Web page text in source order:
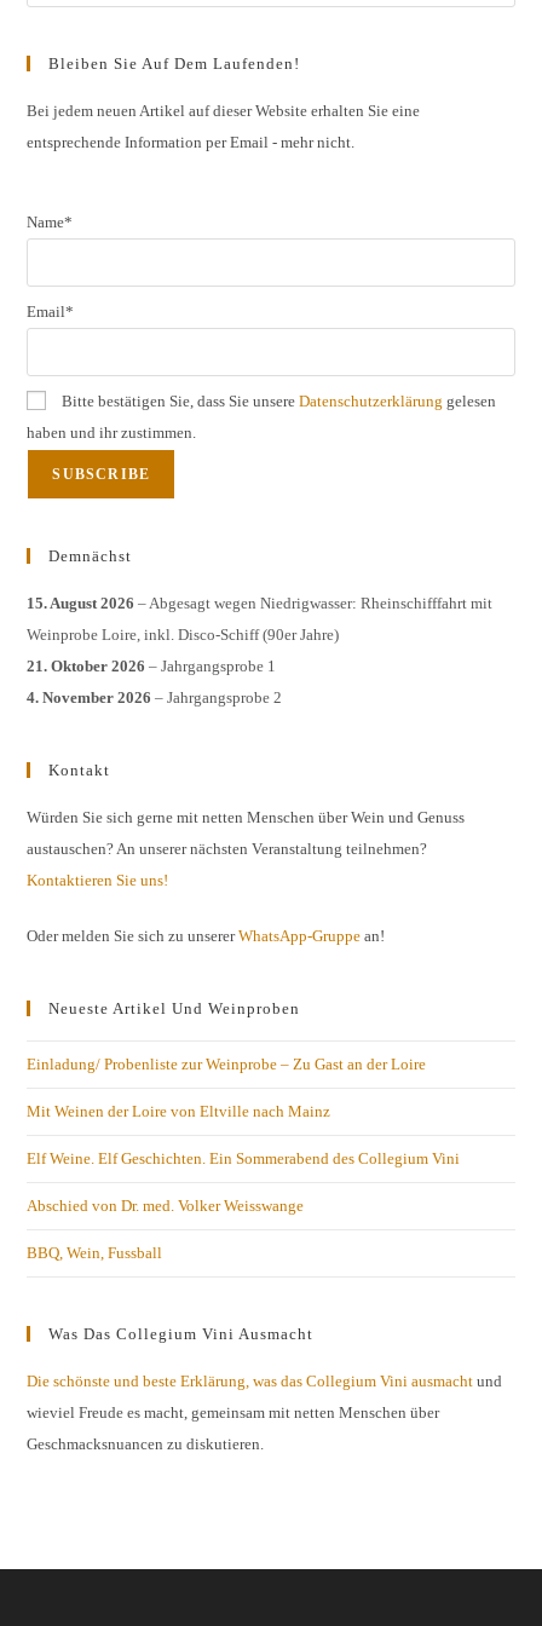
Bleiben Sie Auf Dem Laufenden!
Bei jedem neuen Artikel auf dieser Website erhalten Sie eine
entsprechende Information per Email - mehr nicht.
Name*
Email*
Bitte bestätigen Sie, dass Sie unsereDatenschutzerklärung gelesen
haben und ihr zustimmen.
Demnächst
15. August 2026 – Abgesagt wegen Niedrigwasser: Rheinschifffahrt mit
Weinprobe Loire, inkl. Disco-Schiff (90er Jahre)
21. Oktober 2026 – Jahrgangsprobe 1
4. November 2026 – Jahrgangsprobe 2
Kontakt
Würden Sie sich gerne mit netten Menschen über Wein und Genuss
austauschen? An unserer nächsten Veranstaltung teilnehmen?
Kontaktieren Sie uns!
Oder melden Sie sich zu unsererWhatsApp-Gruppe an!
Neueste Artikel Und Weinproben
Einladung/ Probenliste zur Weinprobe – Zu Gast an der Loire
Mit Weinen der Loire von Eltville nach Mainz
Elf Weine. Elf Geschichten. Ein Sommerabend des Collegium Vini
Abschied von Dr. med. Volker Weisswange
BBQ, Wein, Fussball
Was Das Collegium Vini Ausmacht
Die schönste und beste Erklärung, was das Collegium Vini ausmacht und
wieviel Freude es macht, gemeinsam mit netten Menschen über
Geschmacksnuancen zu diskutieren.